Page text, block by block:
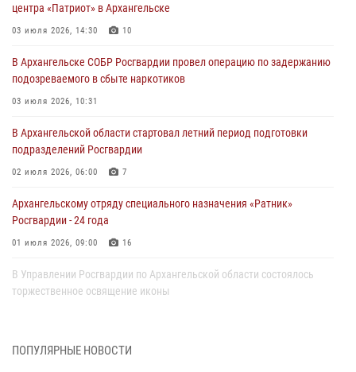
центра «Патриот» в Архангельске
03 июля 2026, 14:30 10
В Архангельске СОБР Росгвардии провел операцию по задержанию
подозреваемого в сбыте наркотиков
03 июля 2026, 10:31
В Архангельской области стартовал летний период подготовки
подразделений Росгвардии
02 июля 2026, 06:00 7
Архангельскому отряду специального назначения «Ратник»
Росгвардии - 24 года
01 июля 2026, 09:00 16
В Управлении Росгвардии по Архангельской области состоялось
торжественное освящение иконы
Военнослужащие по призыву из Архангельской области приняли
ПОПУЛЯРНЫЕ НОВОСТИ